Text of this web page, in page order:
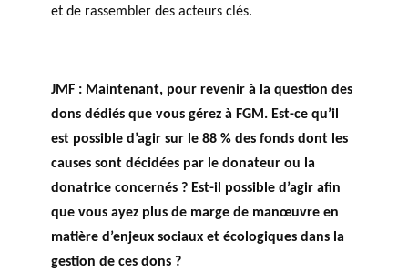
et de rassembler des acteurs clés.
JMF : Maintenant, pour revenir à la question des
dons dédiés que vous gérez à FGM. Est-ce qu’il
est possible d’agir sur le 88 % des fonds dont les
causes sont décidées par le donateur ou la
donatrice concernés ? Est-il possible d’agir afin
que vous ayez plus de marge de manœuvre en
matière d’enjeux sociaux et écologiques dans la
gestion de ces dons ?